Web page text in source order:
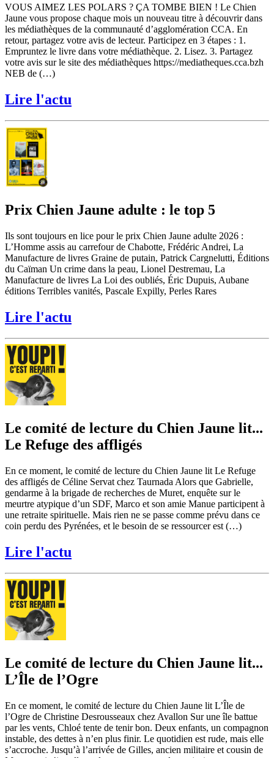
VOUS AIMEZ LES POLARS ? ÇA TOMBE BIEN ! Le Chien
Jaune vous propose chaque mois un nouveau titre à découvrir dans
les médiathèques de la communauté d’agglomération CCA. En
retour, partagez votre avis de lecteur. Participez en 3 étapes : 1.
Empruntez le livre dans votre médiathèque. 2. Lisez. 3. Partagez
votre avis sur le site des médiathèques https://mediatheques.cca.bzh
NEB de (…)
Lire l'actu
Prix Chien Jaune adulte : le top 5
Ils sont toujours en lice pour le prix Chien Jaune adulte 2026 :
L’Homme assis au carrefour de Chabotte, Frédéric Andrei, La
Manufacture de livres Graine de putain, Patrick Cargnelutti, Éditions
du Caïman Un crime dans la peau, Lionel Destremau, La
Manufacture de livres La Loi des oubliés, Éric Dupuis, Aubane
éditions Terribles vanités, Pascale Expilly, Perles Rares
Lire l'actu
Le comité de lecture du Chien Jaune lit...
Le Refuge des affligés
En ce moment, le comité de lecture du Chien Jaune lit Le Refuge
des affligés de Céline Servat chez Taurnada Alors que Gabrielle,
gendarme à la brigade de recherches de Muret, enquête sur le
meurtre atypique d’un SDF, Marco et son amie Manue participent à
une retraite spirituelle. Mais rien ne se passe comme prévu dans ce
coin perdu des Pyrénées, et le besoin de se ressourcer est (…)
Lire l'actu
Le comité de lecture du Chien Jaune lit...
L’Île de l’Ogre
En ce moment, le comité de lecture du Chien Jaune lit L’Île de
l’Ogre de Christine Desrousseaux chez Avallon Sur une île battue
par les vents, Chloé tente de tenir bon. Deux enfants, un compagnon
instable, des dettes à n’en plus finir. Le quotidien est rude, mais elle
s’accroche. Jusqu’à l’arrivée de Gilles, ancien militaire et cousin de